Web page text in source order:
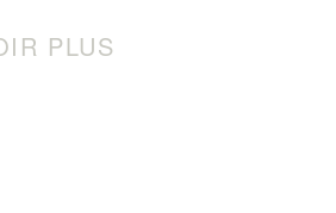
PLUS